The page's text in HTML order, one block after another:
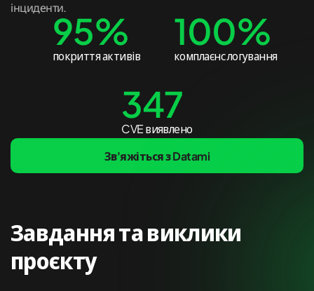
95%
покриття активів
100%
комплаєнс логування
347
CVE виявлено
Зв'яжіться з Datami
інциденти.
Завдання та виклики
проєкту